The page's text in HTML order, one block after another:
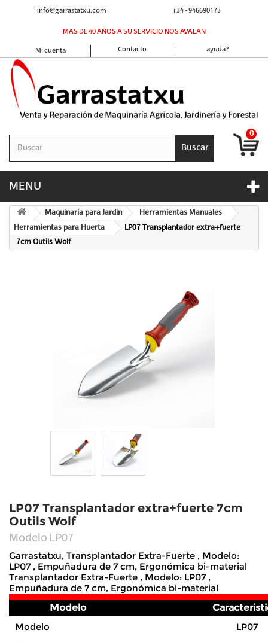
+34 - 946690173
info@garrastatxu.com
MAS DE 40 AÑOS A SU SERVICIO NOS AVALAN
ayuda?
Contacto
Mi cuenta
Buscar
0
MENU
Maquinaría para Jardín Herramientas Manuales
Herramientas para Huerta
LP07 Transplantador extra+fuerte
7cm Outils Wolf
LP07 Transplantador extra+fuerte 7cm
Outils Wolf
Modelo LP07
Garrastatxu, Transplantador Extra-Fuerte , Modelo:
LP07 , Empuñadura de 7 cm, Ergonómica bi-material
Transplantador Extra-Fuerte , Modelo: LP07 ,
Empuñadura de 7 cm, Ergonómica bi-material
Modelo
Modelo
LP07